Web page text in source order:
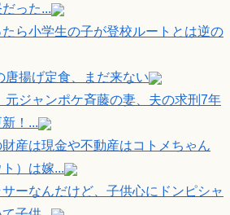
だった...
ら小学生の子が登校ルートとは逆の
唐揚げ定食、まだ来ない
元ジャンポケ斉藤の妻、夫の求刑7年
！...
財産は現金や不動産はコトメちゃん
）は嫁...
ーなんだけど、子供心にドンピシャ